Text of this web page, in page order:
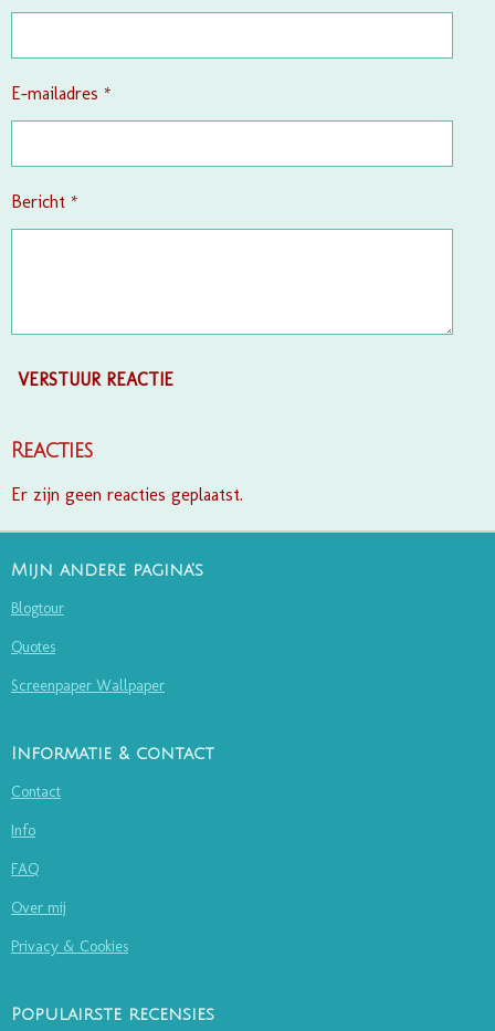
r
e
E-mailadres *
Bericht *
VERSTUUR REACTIE
Reacties
Er zijn geen reacties geplaatst.
Mijn andere pagina's
Blogtour
Quotes
Screenpaper Wallpaper
Informatie & contact
Contact
Info
FAQ
Over mij
Privacy & Cookies
Populairste recensies